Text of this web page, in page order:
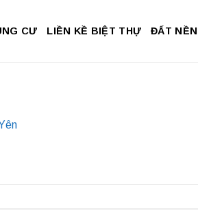
CƯ LIỀN KỀ BIỆT THỰ ĐẤT NỀN